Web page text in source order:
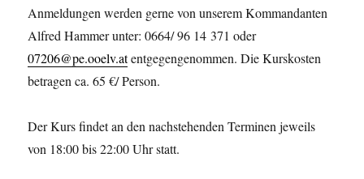
Anmeldungen werden gerne von unserem Kommandanten
Alfred Hammer unter: 0664/ 96 14 371 oder
07206@pe.ooelv.atentgegengenommen. Die Kurskosten
betragen ca. 65 €/ Person.
Der Kurs findet an den nachstehenden Terminen jeweils
von 18:00 bis 22:00 Uhr statt.